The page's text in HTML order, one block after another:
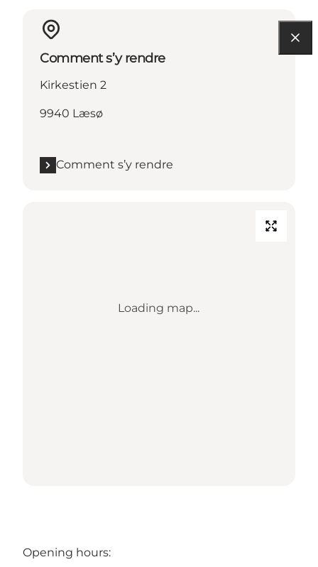
Comment s’y rendre
Kirkestien 2
9940 Læsø
Comment s’y rendre
Loading map...
Opening hours: